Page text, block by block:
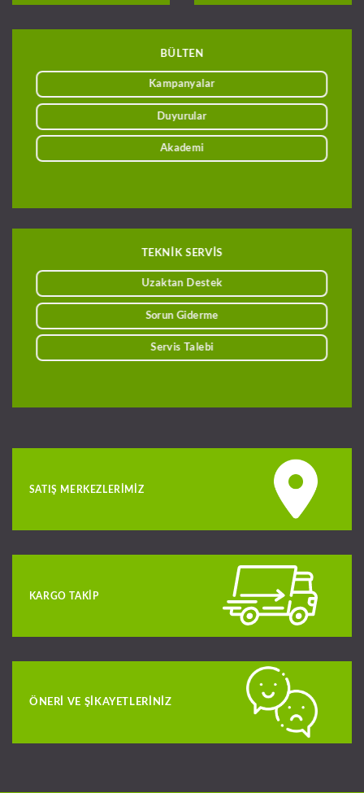
BÜLTEN
Kampanyalar
Duyurular
Akademi
TEKNİK SERVİS
Uzaktan Destek
Sorun Giderme
Servis Talebi
SATIŞ MERKEZLERIMIZ
KARGO TAKIP
ÖNERI VE ŞIKAYETLERINIZ